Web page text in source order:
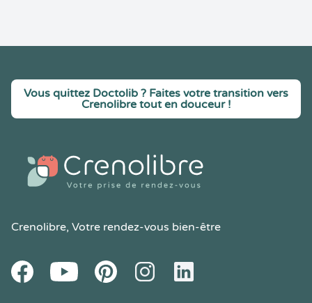
Vous quittez Doctolib ? Faites votre transition vers
Crenolibre tout en douceur !
Crenolibre, Votre rendez-vous bien-être
FacebookYoutube PinteresetInstagramLinkedIn